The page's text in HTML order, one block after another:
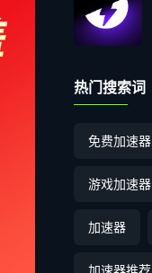
热门搜索词
免费加速器
游戏加速器
加速器
加速器推荐